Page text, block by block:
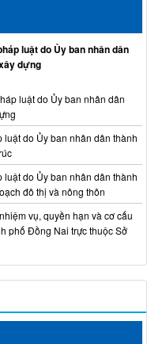
luật do Ủy ban nhân dân
dựng
luật do Ủy ban nhân dân
do Ủy ban nhân dân thành
do Ủy ban nhân dân thành
đô thị và nông thôn
vụ, quyền hạn và cơ cấu
phố Đồng Nai trực thuộc Sở